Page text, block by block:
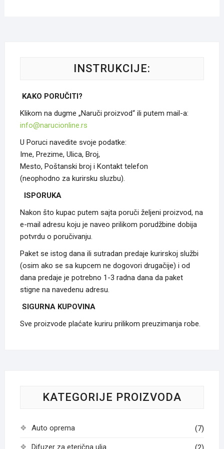
INSTRUKCIJE:
KAKO PORUČITI?
Klikom na dugme „Naruči proizvod“ ili putem mail-a:
info@narucionline.rs
U Poruci navedite svoje podatke:
Ime, Prezime, Ulica, Broj,
Mesto, Poštanski broj i Kontakt telefon
(neophodno za kurirsku sluzbu).
ISPORUKA
Nakon što kupac putem sajta poruči željeni proizvod, na
e-mail adresu koju je naveo prilikom porudžbine dobija
potvrdu o poručivanju.
Paket se istog dana ili sutradan predaje kurirskoj službi
(osim ako se sa kupcem ne dogovori drugačije) i od
dana predaje je potrebno 1-3 radna dana da paket
stigne na navedenu adresu.
SIGURNA KUPOVINA
Sve proizvode plaćate kuriru prilikom preuzimanja robe.
KATEGORIJE PROIZVODA
Auto oprema (7)
Difuzer za eterična ulja